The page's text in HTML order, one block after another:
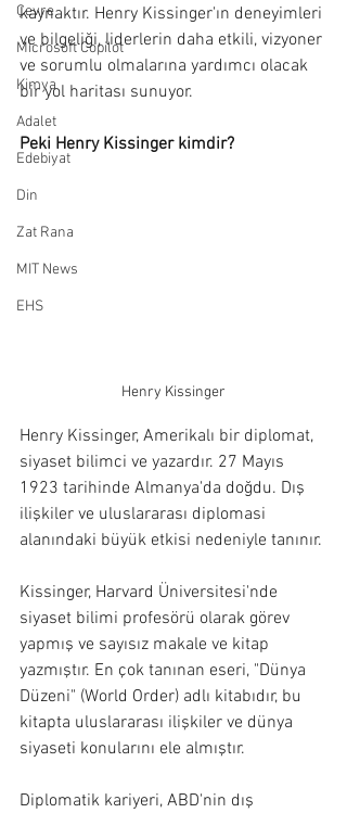
Çevre
Microsoft Copilot
Kimya
Adalet
Edebiyat
Din
Zat Rana
MIT News
EHS
kaynaktır. Henry Kissinger'ın deneyimleri
ve bilgeliği, liderlerin daha etkili, vizyoner
ve sorumlu olmalarına yardımcı olacak
bir yol haritası sunuyor.
Peki Henry Kissinger kimdir?
Henry Kissinger
Henry Kissinger, Amerikalı bir diplomat,
siyaset bilimci ve yazardır. 27 Mayıs
1923 tarihinde Almanya'da doğdu. Dış
ilişkiler ve uluslararası diplomasi
alanındaki büyük etkisi nedeniyle tanınır.
Kissinger, Harvard Üniversitesi'nde
siyaset bilimi profesörü olarak görev
yapmış ve sayısız makale ve kitap
yazmıştır. En çok tanınan eseri, "Dünya
Düzeni" (World Order) adlı kitabıdır, bu
kitapta uluslararası ilişkiler ve dünya
siyaseti konularını ele almıştır.
Diplomatik kariyeri, ABD'nin dış